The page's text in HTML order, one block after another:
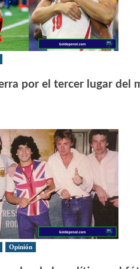
por el tercer lugar del
Opinión